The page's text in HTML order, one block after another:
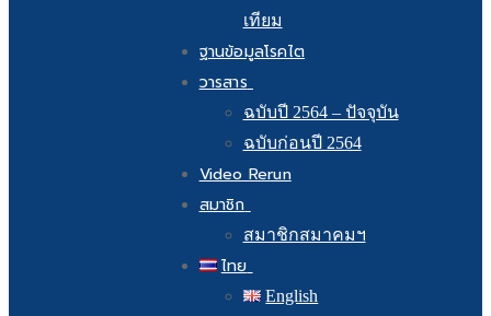
เทียม
ฐานข้อมูลโรคไต
วารสาร
ฉบับปี 2564 – ปัจจุบัน
ฉบับก่อนปี 2564
Video Rerun
สมาชิก
สมาชิกสมาคมฯ
ไทย
English